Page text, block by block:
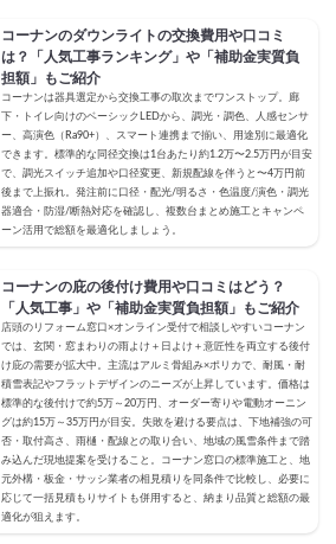
コーナンのダウンライトの交換費用や口コミ
は？「人気工事ランキング」や「補助金実質負
担額」もご紹介
コーナンは器具選定から交換工事の取次までワンストップ。廊
下・トイレ向けのベーシックLEDから、調光・調色、人感センサ
ー、高演色（Ra90+）、スマート連携まで揃い、用途別に最適化
できます。標準的な同径交換は1台あたり約1.2万〜2.5万円が目安
で、調光スイッチ追加や口径変更、新規配線を伴うと〜4万円前
後まで上振れ。発注前に口径・配光/明るさ・色温度/演色・調光
器適合・防湿/断熱対応を確認し、複数台まとめ施工とキャンペ
ーン活用で総額を最適化しましょう。
コーナンの庇の後付け費用や口コミはどう？
「人気工事」や「補助金実質負担額」もご紹介
店頭のリフォーム窓口×オンライン受付で相談しやすいコーナン
では、玄関・窓まわりの雨よけ＋日よけ＋意匠性を両立する後付
け庇の需要が拡大中。主流はアルミ骨組み×ポリカで、耐風・耐
積雪表記やフラットデザインのニーズが上昇しています。価格は
標準的な後付けで約5万～20万円、オーダー寄りや電動オーニン
グは約15万～35万円が目安。失敗を避ける要点は、下地補強の可
否・取付高さ、雨樋・配線との取り合い、地域の風雪条件まで踏
み込んだ現地提案を受けること。コーナン窓口の標準施工と、地
元外構・板金・サッシ業者の相見積りを同条件で比較し、必要に
応じて一括見積もりサイトも併用すると、納まり品質と総額の最
適化が狙えます。